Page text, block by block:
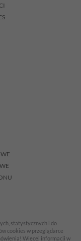
statystycznych i do
cookies w przeglądarce
Więcej informacji w